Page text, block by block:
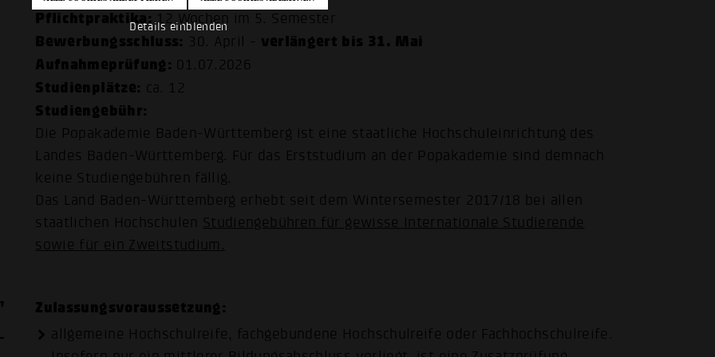
Details einblenden
Pflichtpraktika: 12 Wochen im 5. Semester
Bewerbungsschluss: 30. April - verlängert bis 31. Mai
Aufnahmeprüfung: 01.07.2026
Studienplätze: ca. 12
Studiengebühr:
Die Popakademie Baden-Württemberg ist eine staatliche Hochschuleinrichtung des
Landes Baden-Württemberg. Für das Erststudium an der Popakademie sind demnach
keine Studiengebühren fällig.
Das Land Baden-Württemberg erhebt seit dem Wintersemester 2017/18 bei allen
staatlichen Hochschulen Studiengebühren für gewisse Internationale Studierende
sowie für ein Zweitstudium .
Zulassungsvoraussetzung:
allgemeine Hochschulreife, fachgebundene Hochschulreife oder Fachhochschulreife.